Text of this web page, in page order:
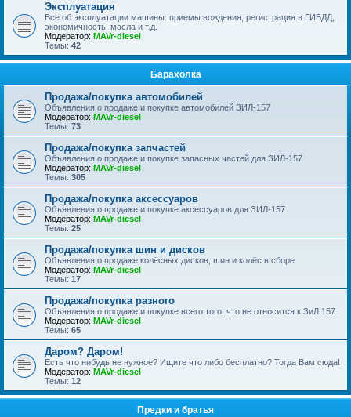
Эксплуатация
Все об эксплуатации машины: приемы вождения, регистрация в ГИБДД,
экономичность, масла и т.д.
Модератор: MAVr-diesel
Темы: 42
Барахолка
Продажа/покупка автомобилей
Объявления о продаже и покупке автомобилей ЗИЛ-157
Модератор: MAVr-diesel
Темы: 73
Продажа/покупка запчастей
Объявления о продаже и покупке запасных частей для ЗИЛ-157
Модератор: MAVr-diesel
Темы: 305
Продажа/покупка аксессуаров
Объявления о продаже и покупке аксессуаров для ЗИЛ-157
Модератор: MAVr-diesel
Темы: 25
Продажа/покупка шин и дисков
Объявления о продаже колёсных дисков, шин и колёс в сборе
Модератор: MAVr-diesel
Темы: 17
Продажа/покупка разного
Объявления о продаже и покупке всего того, что не относится к ЗиЛ 157
Модератор: MAVr-diesel
Темы: 65
Даром? Даром!
Есть что нибудь не нужное? Ищите что либо бесплатно? Тогда Вам сюда!
Модератор: MAVr-diesel
Темы: 12
Предки и братья